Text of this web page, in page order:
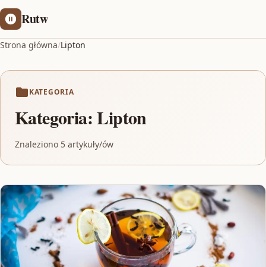
Rutw
Strona główna/Lipton
KATEGORIA
Kategoria:Lipton
Znaleziono 5 artykuły/ów